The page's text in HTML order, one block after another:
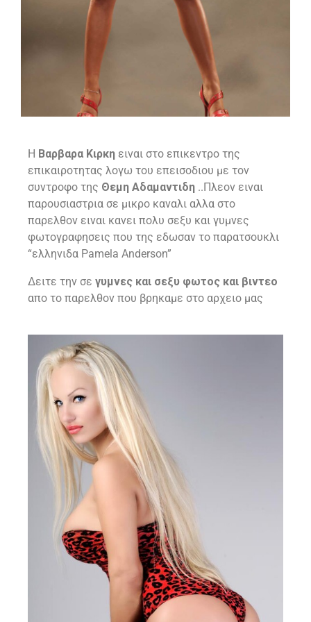
Η Βαρβαρα Κιρκη ειναι στο επικεντρο της
επικαιροτητας λογω του επεισοδιου με τον
συντροφο της Θεμη Αδαμαντιδη ..Πλεον ειναι
παρουσιαστρια σε μικρο καναλι αλλα στο
παρελθον ειναι κανει πολυ σεξυ και γυμνες
φωτογραφησεις που της εδωσαν το παρατσουκλι
“ελληνιδα Pamela Anderson”
Δειτε την σε γυμνες και σεξυ φωτος και βιντεο
απο το παρελθον που βρηκαμε στο αρχειο μας